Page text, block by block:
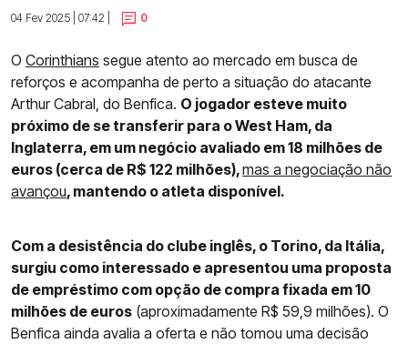
04 Fev 2025 | 07:42 |
0
O Corinthians segue atento ao mercado em busca de
reforços e acompanha de perto a situação do atacante
Arthur Cabral, do Benfica. O jogador esteve muito
próximo de se transferir para o West Ham, da
Inglaterra, em um negócio avaliado em 18 milhões de
euros (cerca de R$ 122 milhões),mas a negociação não
avançou, mantendo o atleta disponível.
Com a desistência do clube inglês, o Torino, da Itália,
surgiu como interessado e apresentou uma proposta
de empréstimo com opção de compra fixada em 10
milhões de euros (aproximadamente R$ 59,9 milhões). O
Benfica ainda avalia a oferta e não tomou uma decisão